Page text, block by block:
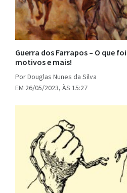
Guerra dos Farrapos – O que
motivos e mais!
Por Douglas Nunes da Silva
EM 26/05/2023, ÀS 15:27